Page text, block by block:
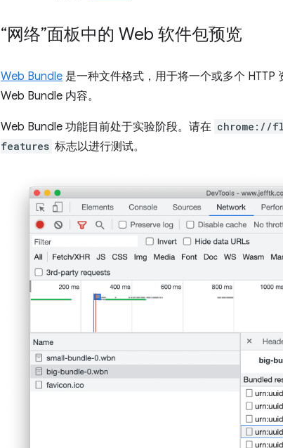
“网络”面板中的 Web 软件包预览
Web Bundle 是一种文件格式，用于将一个或多个
Web Bundle 内容。
Web Bundle 功能目前处于实验阶段。请在 chrome://
features 标志以进行测试。